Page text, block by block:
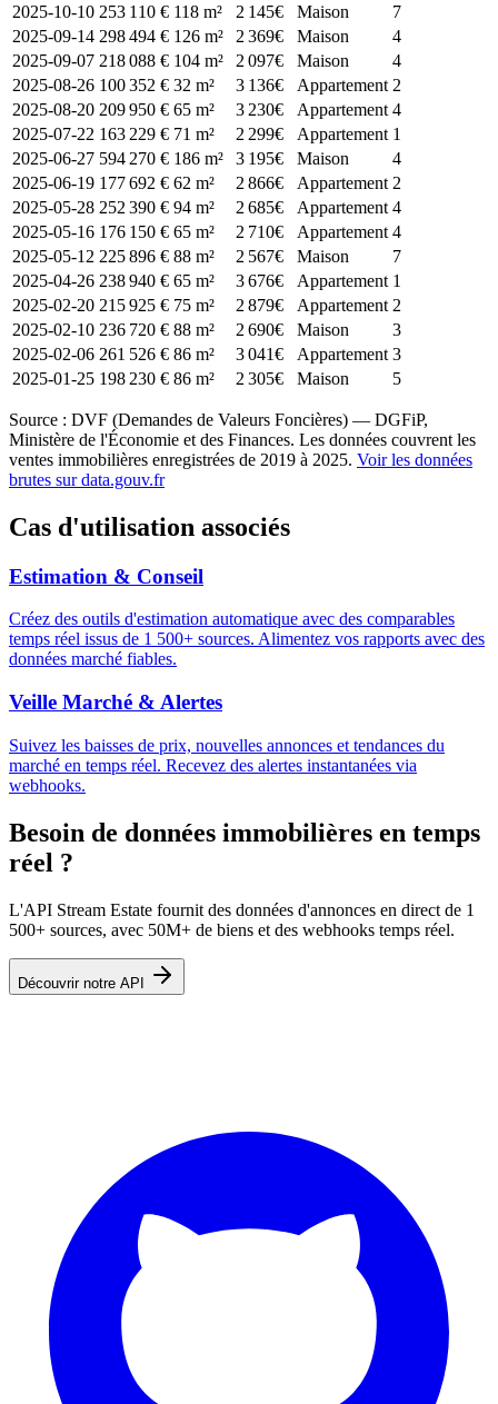
2025-10-10 253 110 € 118 m² 2 145€ Maison
7
2025-09-14 298 494 € 126 m² 2 369€ Maison
4
2025-09-07 218 088 € 104 m² 2 097€ Maison
4
2025-08-26 100 352 € 32 m² 3 136€ Appartement 2
2025-08-20 209 950 € 65 m² 3 230€ Appartement 4
2025-07-22 163 229 € 71 m² 2 299€ Appartement 1
2025-06-27 594 270 € 186 m² 3 195€ Maison
4
2025-06-19 177 692 € 62 m² 2 866€ Appartement 2
2025-05-28 252 390 € 94 m² 2 685€ Appartement 4
2025-05-16 176 150 € 65 m² 2 710€ Appartement 4
2025-05-12 225 896 € 88 m² 2 567€ Maison
7
2025-04-26 238 940 € 65 m² 3 676€ Appartement 1
2025-02-20 215 925 € 75 m² 2 879€ Appartement 2
2025-02-10 236 720 € 88 m² 2 690€ Maison
3
2025-02-06 261 526 € 86 m² 3 041€ Appartement 3
2025-01-25 198 230 € 86 m² 2 305€ Maison 5
Source : DVF (Demandes de Valeurs Foncières) — DGFiP,
Ministère de l'Économie et des Finances. Les données couvrent les
ventes immobilières enregistrées de 2019 à 2025. Voir les données
brutes sur data.gouv.fr
Cas d'utilisation associés
Estimation & Conseil
Créez des outils d'estimation automatique avec des comparables
temps réel issus de 1 500+ sources. Alimentez vos rapports avec des
données marché fiables.
Veille Marché & Alertes
Suivez les baisses de prix, nouvelles annonces et tendances du
marché en temps réel. Recevez des alertes instantanées via
webhooks.
Besoin de données immobilières en temps
réel ?
L'API Stream Estate fournit des données d'annonces en direct de 1
500+ sources, avec 50M+ de biens et des webhooks temps réel.
Découvrir notre API